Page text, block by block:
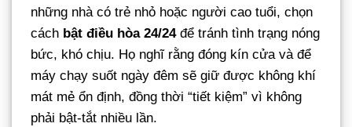
những nhà có trẻ nhỏ hoặc người cao tuổi, chọn
cách bật điều hòa 24/24để tránh tình trạng nóng
bức, khó chịu. Họ nghĩ rằng đóng kín cửa và để
máy chạy suốt ngày đêm sẽ giữ được không khí
mát mẻ ổn định, đồng thời “tiết kiệm” vì không
phải bật-tắt nhiều lần.